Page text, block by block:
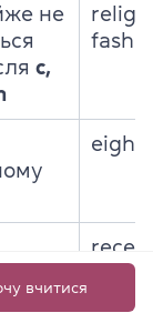
не
c,
в
вчитися